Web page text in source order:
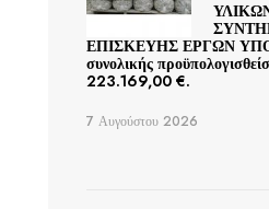
ΕΠΙΣΚΕΥΗΣ ΕΡΓΩΝ
συνολικής
223.169,00 €.
7 Αυγούστου 2026